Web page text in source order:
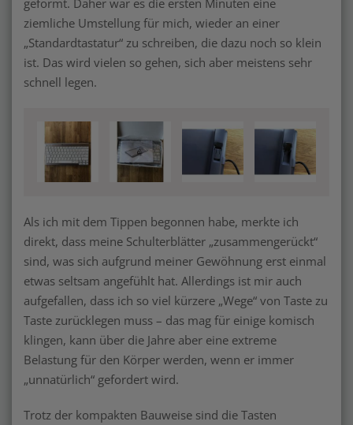
ziemliche Umstellung für mich, wieder an einer
„Standardtastatur“ zu schreiben, die dazu noch so klein
ist. Das wird vielen so gehen, sich aber meistens sehr
schnell legen.
Als ich mit dem Tippen begonnen habe, merkte ich
direkt, dass meine Schulterblätter „zusammengerückt“
sind, was sich aufgrund meiner Gewöhnung erst einmal
etwas seltsam angefühlt hat. Allerdings ist mir auch
aufgefallen, dass ich so viel kürzere „Wege“ von Taste zu
Taste zurücklegen muss – das mag für einige komisch
klingen, kann über die Jahre aber eine extreme
Belastung für den Körper werden, wenn er immer
„unnatürlich“ gefordert wird.
Trotz der kompakten Bauweise sind die Tasten